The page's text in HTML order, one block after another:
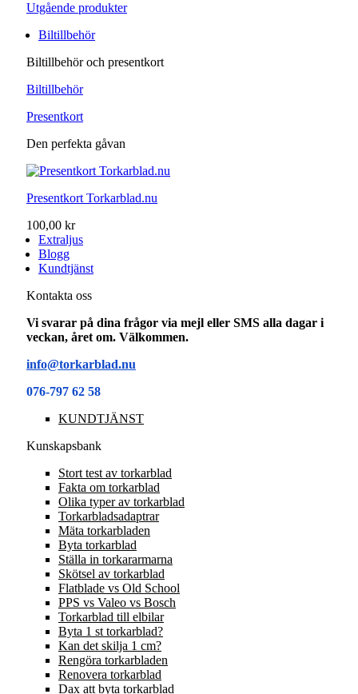
Utgående produkter
Biltillbehör
Biltillbehör och presentkort
Biltillbehör
Presentkort
Den perfekta gåvan
Presentkort Torkarblad.nu
100,00 kr
Extraljus
Blogg
Kundtjänst
Kontakta oss
Vi svarar på dina frågor via mejl eller SMS alla dagar i
veckan, året om. Välkommen.
info@torkarblad.nu
076-797 62 58
KUNDTJÄNST
Kunskapsbank
Stort test av torkarblad
Fakta om torkarblad
Olika typer av torkarblad
Torkarbladsadaptrar
Mäta torkarbladen
Byta torkarblad
Ställa in torkararmarna
Skötsel av torkarblad
Flatblade vs Old School
PPS vs Valeo vs Bosch
Torkarblad till elbilar
Byta 1 st torkarblad?
Kan det skilja 1 cm?
Rengöra torkarbladen
Renovera torkarblad
Dax att byta torkarblad